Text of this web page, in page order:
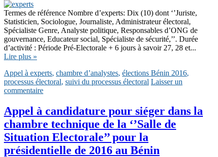
Termes de référence Nombre d’experts: Dix (10) dont ‘’Juriste,
Statisticien, Sociologue, Journaliste, Administrateur électoral,
Spécialiste Genre, Analyste politique, Responsables d’ONG de
gouvernance, Educateur social, Spécialiste de sécurité,’’. Durée
d’activité : Période Pré-Electorale + 6 jours à savoir 27, 28 et...
Lire plus »
Appel à experts, chambre d’analystes, élections Bénin 2016,
processus électoral, suivi du processus électoral Laisser un
commentaire
Appel à candidature pour siéger dans la
chambre technique de la ‘’Salle de
Situation Electorale’’ pour la
présidentielle de 2016 au Bénin